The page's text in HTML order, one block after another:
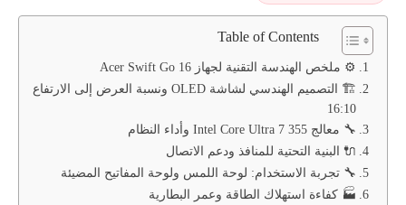
Table of Contents
⚙️ ملخص الهندسة التقنية لجهاز Acer Swift Go 16
🏗️ التصميم الهندسي لشاشة OLED ونسبة العرض إلى الارتفاع
16:10
🔧 معالج Intel Core Ultra 7 355 وأداء النظام
🔌 البنية التحتية للمنافذ ودعم الاتصال
🔧 تجربة الاستخدام: لوحة اللمس ولوحة المفاتيح المضيئة
🏭 كفاءة استهلاك الطاقة وعمر البطارية